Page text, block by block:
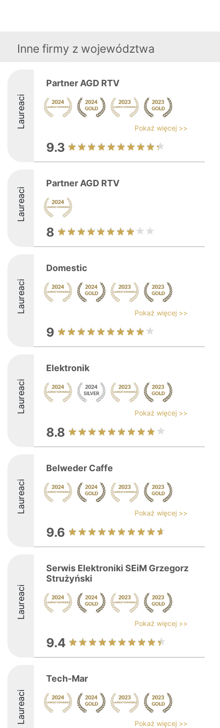
Inne firmy z województwa
Laureaci
Partner AGD RTV
Pokaż więcej >>
9.3
Laureaci
Partner AGD RTV
8
Laureaci
Domestic
Pokaż więcej >>
9
Laureaci
Elektronik
Pokaż więcej >>
8.8
Laureaci
Belweder Caffe
Pokaż więcej >>
9.6
Laureaci
Serwis Elektroniki SEiM Grzegorz
Strużyński
Pokaż więcej >>
9.4
Laureaci
Tech-Mar
Pokaż więcej >>